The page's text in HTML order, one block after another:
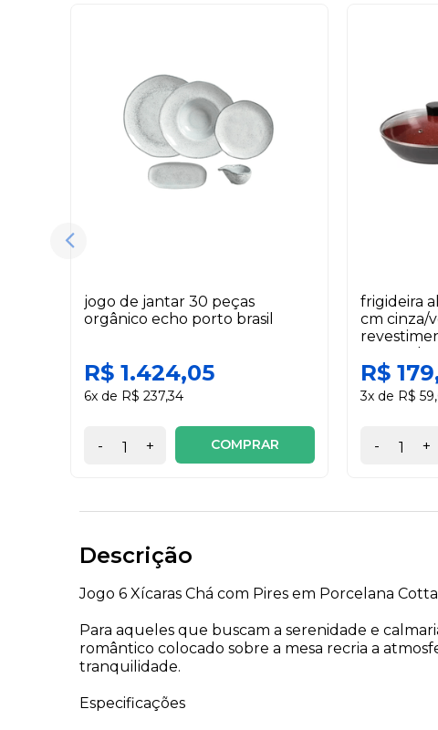
jogo de jantar 30 peças
orgânico echo porto brasil
R$ 1.424,05
6x de R$ 237,34
- + COMPRAR
frigideira
cm cinza/
tampa
R$
3x de R$
- +
Descrição
Jogo 6 Xícaras Chá com Pires em Porcelana
Para aqueles que buscam a serenidade e
romântico colocado sobre a mesa recria a
tranquilidade.
Especificações